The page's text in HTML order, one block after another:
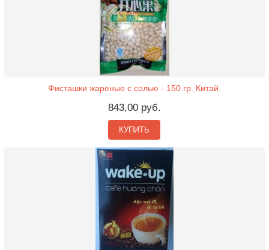
Фисташки жареные с солью - 150 гр. Китай.
843,00 руб.
КУПИТЬ